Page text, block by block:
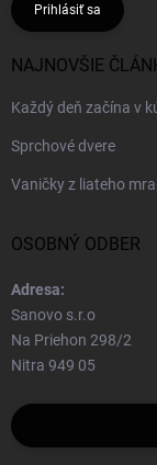
Prihlásiť sa
NAJNOVŠIE
Každý deň začína v
Sprchové dvere
Vaničky z liateho
OSOBNÝ ODBER
Adresa:
Sanovo s.r.o
Na Priehon 298/2
Nitra 949 05